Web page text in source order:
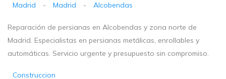
Madrid - Madrid - Alcobendas
Reparación de persianas en Alcobendas y zona norte de
Madrid. Especialistas en persianas metálicas, enrollables y
automáticas. Servicio urgente y presupuesto sin compromiso.
Construccion